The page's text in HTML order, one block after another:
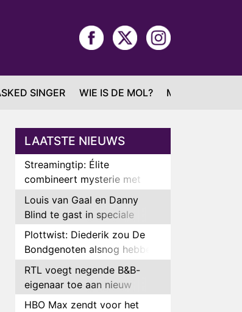
SINGER WIE IS DE MOL? MAFS
LAATSTE NIEUWS
Streamingtip: Élite
combineert mysterie met
romantie
Louis van Gaal en Danny
Blind te gast in speciale
aflevering van Tussen de
Palen
Plottwist: Diederik zou De
Bondgenoten alsnog hebben
verlaten
RTL voegt negende B&B-
eigenaar toe aan nieuw
seizoen B&B Vol Liefde
HBO Max zendt voor het